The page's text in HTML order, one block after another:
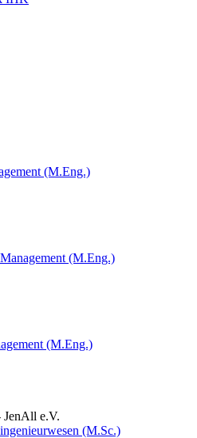
(M.Eng.)
(M.Eng.)
(M.Eng.)
JenAll e.V.
(M.Sc.)